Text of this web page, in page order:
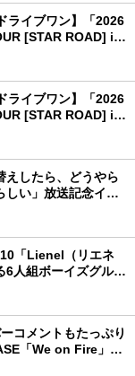
ライブワン】「2026
[STAR ROAD] in
】
ライブワン】「2026
[STAR ROAD] in
】
えしたら、どうやら
しい」放送記念イン
見えたんです」
「Lienel（リエネ
人組ボーイズグルー
コメントもたっぷり
「We on Fire」を